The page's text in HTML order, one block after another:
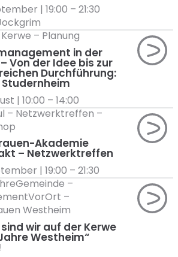
| 19:00 – 21:30
in der
Von der Idee bis zur
Durchführung:
Studernheim
Kerwe – Planung
| 10:00 – 14:00
Akademie
– Netzwerktreffen
–Netzwerktreffen–
| 19:00 – 21:30
wir auf der Kerwe
Westheim“
–
–
Westheim